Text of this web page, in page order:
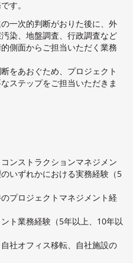
す。
次的判断がおりた後に、外
染、地盤調査、⾏政調査など
側⾯からご担当いただく業務
をあおぐため、プロジェクト
ステップをご担当いただきま
ンストラクションマネジメン
いずれかにおける実務経験（5
プロジェクトマネジメント経
ト業務経験（5年以上、10年以
社オフィス移転、自社施設の